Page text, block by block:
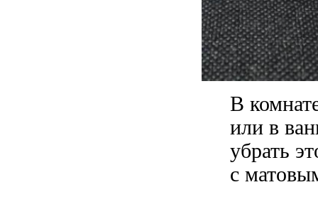
В
или в
убрать
с